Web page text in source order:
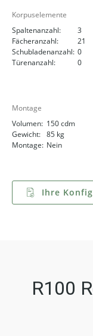
Korpuselemente
Spaltenanzahl:
3
Fächeranzahl:
21
Schubladenanzahl: 0
Türenanzahl:
0
Montage
Volumen: 150 cdm
Gewicht: 85 kg
Montage: Nein
Ihre
R100